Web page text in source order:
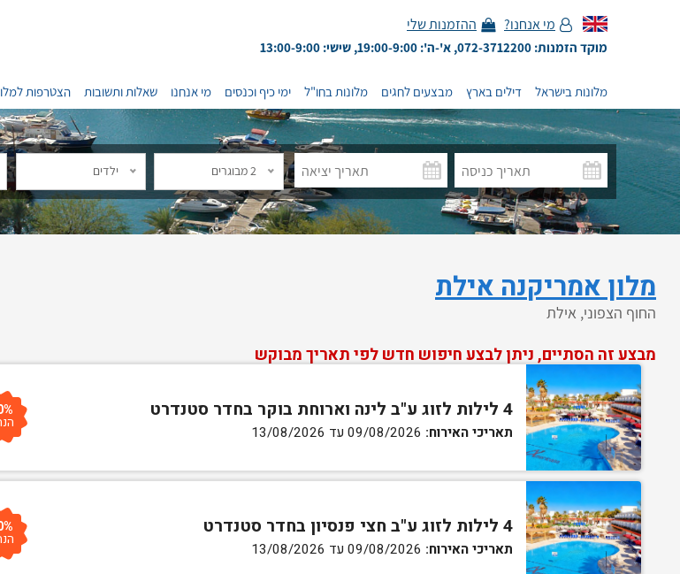
מי אנחנו? ההזמנות שלי
מוקד הזמנות: 072-3712200, א'-ה': 19:00-9:00, שישי: 13:00-9:00
מלונות בישראל דילים בארץ מבצעים לחגים מלונות בחו"ל ימי כיף וכנסים מי אנחנו שאלות ותשובות הצטרפות
2 מבוגרים ילדים
מלון אמריקנה אילת
החוף הצפוני, אילת
מבצע זה הסתיים, ניתן לבצע חיפוש חדש לפי תאריך מבוקש
4 לילות לזוג ע"ב לינה וארוחת בוקר בחדר סטנדרט
תאריכי האירוח:
4 לילות לזוג ע"ב חצי פנסיון בחדר סטנדרט
תאריכי האירוח: